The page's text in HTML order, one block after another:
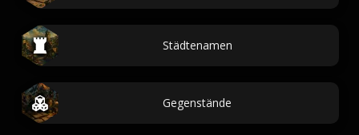
Städtenamen
Gegenstände